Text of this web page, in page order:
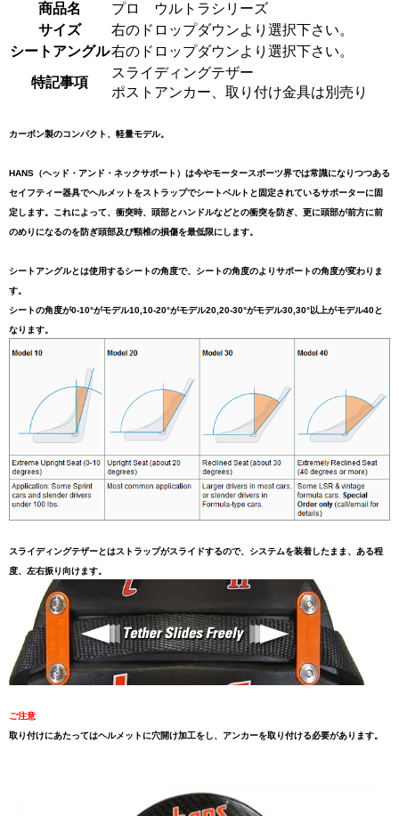
商品名
プロ ウルトラシリーズ
サイズ
右のドロップダウンより選択下さい。
シートアングル右のドロップダウンより選択下さい。
特記事項
スライディングテザー
ポストアンカー、取り付け金具は別売り
カーボン製のコンパクト、軽量モデル。
HANS（ヘッド・アンド・ネックサポート）は今やモータースポーツ界では常識になりつつある
セイフティー器具でヘルメットをストラップでシートベルトと固定されているサポーターに固
定します。これによって、衝突時、頭部とハンドルなどとの衝突を防ぎ、更に頭部が前方に前
のめりになるのを防ぎ頭部及び頸椎の損傷を最低限にします。
シートアングルとは使用するシートの角度で、シートの角度のよりサポートの角度が変わりま
す。
シートの角度が0-10°がモデル10,10-20°がモデル20,20-30°がモデル30,30°以上がモデル40と
なります。
スライディングテザーとはストラップがスライドするので、システムを装着したまま、ある程
度、左右振り向けます。
ご注意
取り付けにあたってはヘルメットに穴開け加工をし、アンカーを取り付ける必要があります。